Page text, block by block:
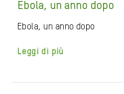
Ebola, un anno dopo
Ebola, un anno dopo
Leggi di più